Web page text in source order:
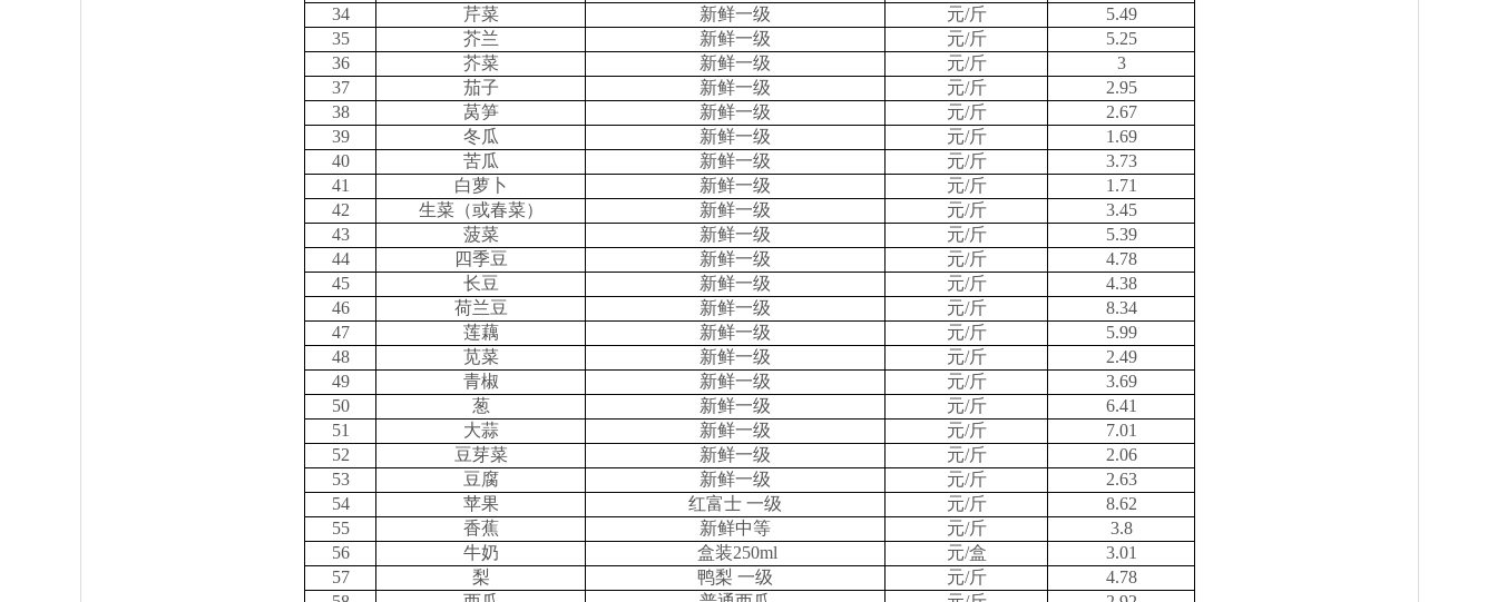
34
芹菜 新鲜一级 元/斤
5.49
35
芥兰 新鲜一级 元/斤
5.25
36
芥菜 新鲜一级 元/斤
3
37
茄子 新鲜一级 元/斤
2.95
38
莴笋 新鲜一级 元/斤
2.67
39
冬瓜 新鲜一级 元/斤
1.69
40
苦瓜 新鲜一级 元/斤
3.73
41
白萝卜 新鲜一级 元/斤
1.71
42
生菜（或春菜） 新鲜一级 元/斤
3.45
43
菠菜 新鲜一级 元/斤
5.39
44
四季豆 新鲜一级 元/斤
4.78
45
长豆 新鲜一级 元/斤
4.38
46
荷兰豆 新鲜一级 元/斤
8.34
47
莲藕 新鲜一级 元/斤
5.99
48
苋菜 新鲜一级 元/斤
2.49
49
青椒 新鲜一级 元/斤
3.69
50
葱 新鲜一级 元/斤
6.41
51
大蒜 新鲜一级 元/斤
7.01
52
豆芽菜 新鲜一级 元/斤
2.06
53
豆腐 新鲜一级 元/斤
2.63
54
苹果 红富士 一级 元/斤
8.62
55
香蕉 新鲜中等 元/斤
3.8
56
牛奶 盒装250ml 元/盒
3.01
57
梨 鸭梨 一级 元/斤
4.78